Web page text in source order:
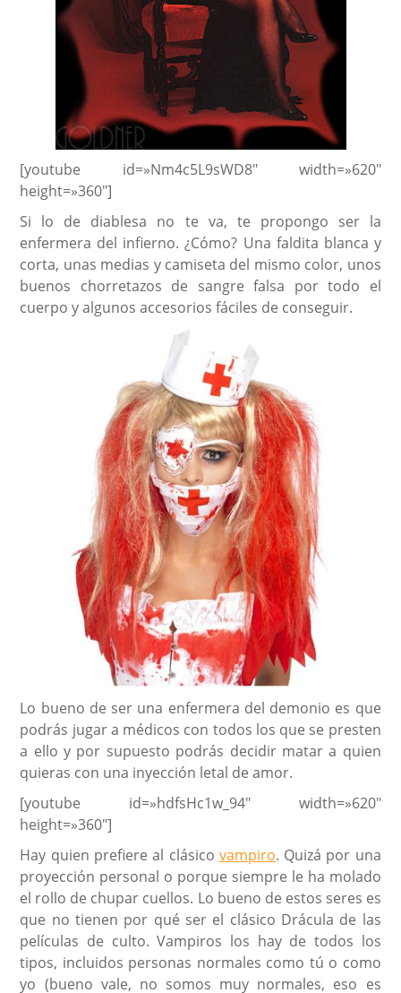
[youtube id=»Nm4c5L9sWD8″ width=»620″
height=»360″]
Si lo de diablesa no te va, te propongo ser la
enfermera del infierno. ¿Cómo? Una faldita blanca y
corta, unas medias y camiseta del mismo color, unos
buenos chorretazos de sangre falsa por todo el
cuerpo y algunos accesorios fáciles de conseguir.
Lo bueno de ser una enfermera del demonio es que
podrás jugar a médicos con todos los que se presten
a ello y por supuesto podrás decidir matar a quien
quieras con una inyección letal de amor.
[youtube id=»hdfsHc1w_94″ width=»620″
height=»360″]
Hay quien prefiere al clásico vampiro. Quizá por una
proyección personal o porque siempre le ha molado
el rollo de chupar cuellos. Lo bueno de estos seres es
que no tienen por qué ser el clásico Drácula de las
películas de culto. Vampiros los hay de todos los
tipos, incluidos personas normales como tú o como
yo (bueno vale, no somos muy normales, eso es